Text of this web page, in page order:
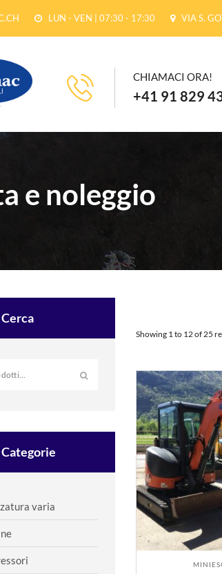
LUN - VEN | 07:30 - 17:30 VIA S.
CHIAMACI ORA!
+41 91 829
e noleggio
Cerca
Categorie
varia
Showing 1 to 12 of 25